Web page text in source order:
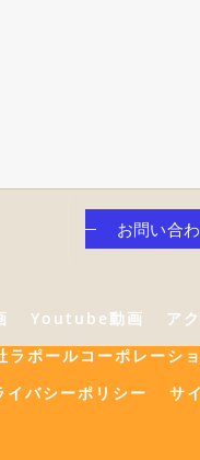
お問い合
Youtube動画
ア
ポールコーポレーシ
イバシーポリシー サ